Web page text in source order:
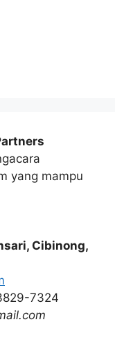
yang mampu
Cibinong,
7324